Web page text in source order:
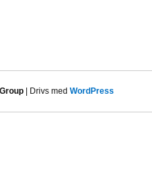
| Drivs med WordPress